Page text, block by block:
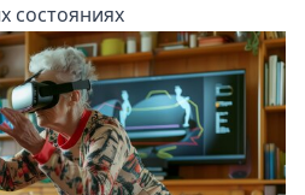
состояниях